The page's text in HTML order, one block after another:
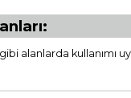
alanlarda kullanımı